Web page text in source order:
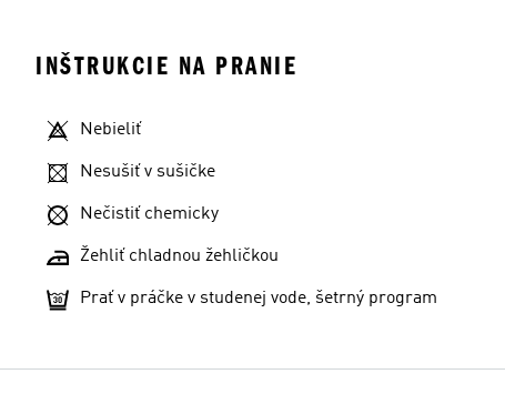
INŠTRUKCIE NA PRANIE
Nebieliť
Nesušiť v sušičke
Nečistiť chemicky
Žehliť chladnou žehličkou
Prať v práčke v studenej vode, šetrný program